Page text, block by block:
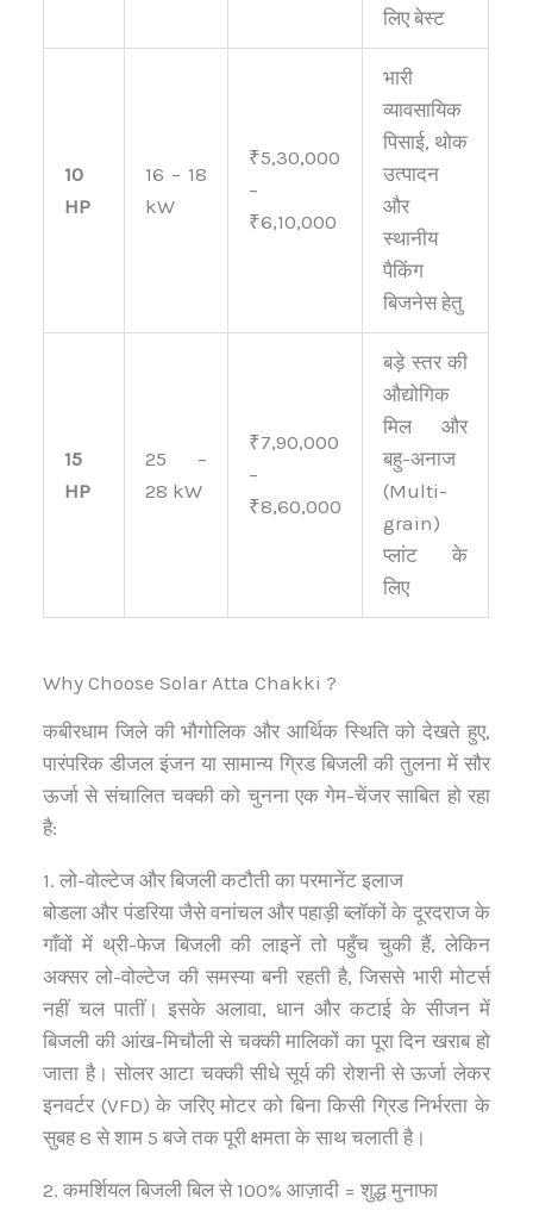
लिए बेस्ट
10
HP
16 – 18
kW
₹5,30,000
–
₹6,10,000
भारी
व्यावसायिक
पिसाई, थोक
उत्पादन
और
स्थानीय
पैकिंग
बिजनेस हेतु
15
HP
25 –
28 kW
₹7,90,000
–
₹8,60,000
बड़े स्तर की
औद्योगिक
मिल और
बहु-अनाज
(Multi-
grain)
प्लांट के
लिए
Why Choose Solar Atta Chakki ?
कबीरधाम जिले की भौगोलिक और आर्थिक स्थिति को देखते हुए,
पारंपरिक डीजल इंजन या सामान्य ग्रिड बिजली की तुलना में सौर
ऊर्जा से संचालित चक्की को चुनना एक गेम-चेंजर साबित हो रहा
है:
1. लो-वोल्टेज और बिजली कटौती का परमानेंट इलाज
बोडला और पंडरिया जैसे वनांचल और पहाड़ी ब्लॉकों के दूरदराज के
गाँवों में थ्री-फेज बिजली की लाइनें तो पहुँच चुकी हैं, लेकिन
अक्सर लो-वोल्टेज की समस्या बनी रहती है, जिससे भारी मोटर्स
नहीं चल पातीं। इसके अलावा, धान और कटाई के सीजन में
बिजली की आंख-मिचौली से चक्की मालिकों का पूरा दिन खराब हो
जाता है। सोलर आटा चक्की सीधे सूर्य की रोशनी से ऊर्जा लेकर
इनवर्टर (VFD) के जरिए मोटर को बिना किसी ग्रिड निर्भरता के
सुबह 8 से शाम 5 बजे तक पूरी क्षमता के साथ चलाती है।
2. कमर्शियल बिजली बिल से 100% आज़ादी = शुद्ध मुनाफा